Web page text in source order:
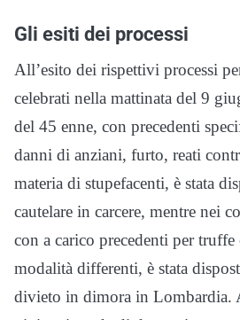
Gli esiti dei processi
All’esito dei rispettivi processi
celebrati nella mattinata del 9
del 45 enne, con precedenti
danni di anziani, furto, reati
materia di stupefacenti, è stata
cautelare in carcere, mentre nei
con a carico precedenti per truffe
modalità differenti, è stata
divieto in dimora in Lombardia.